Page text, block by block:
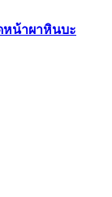
หน้าผาหินบะ